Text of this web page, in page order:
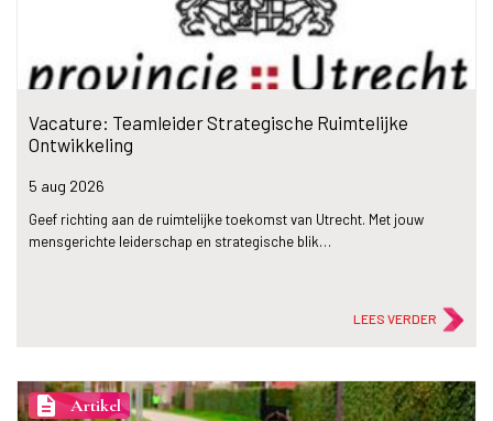
Vacature: Teamleider Strategische Ruimtelijke
Ontwikkeling
5 aug 2026
Geef richting aan de ruimtelijke toekomst van Utrecht. Met jouw
mensgerichte leiderschap en strategische blik…
LEES VERDER
description Artikel